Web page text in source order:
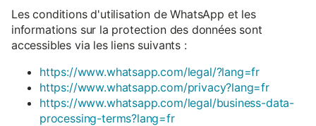
Les conditions d'utilisation de WhatsApp et les
informations sur la protection des données sont
accessibles via les liens suivants :
https://www.whatsapp.com/legal/?lang=fr
https://www.whatsapp.com/privacy?lang=fr
https://www.whatsapp.com/legal/business-data-
processing-terms?lang=fr